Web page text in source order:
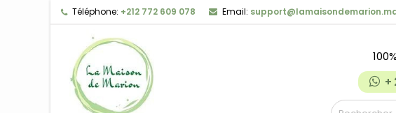
Téléphone: +212 772 609 078 Email: